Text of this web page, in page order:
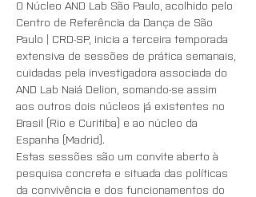
O Núcleo AND Lab São Paulo, acolhido pelo
Centro de Referência da Dança de São
Paulo | CRD-SP, inicia a terceira temporada
extensiva de sessões de prática semanais,
cuidadas pela investigadora associada do
AND Lab Naiá Delion, somando-se assim
aos outros dois núcleos já existentes no
Brasil (Rio e Curitiba) e ao núcleo da
Espanha (Madrid).
Estas sessões são um convite aberto à
pesquisa concreta e situada das políticas
da convivência e dos funcionamentos do